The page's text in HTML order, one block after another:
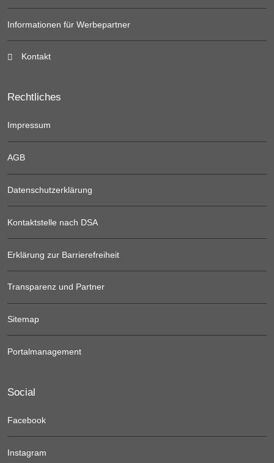
Informationen für Werbepartner
Kontakt
Rechtliches
Impressum
AGB
Datenschutzerklärung
Kontaktstelle nach DSA
Erklärung zur Barrierefreiheit
Transparenz und Partner
Sitemap
Portalmanagement
Social
Facebook
Instagram